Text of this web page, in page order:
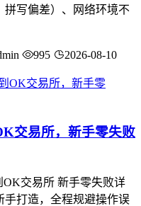
拼写偏差）、网络环境不
995 2026-08-10
交易所，新手零失败
交易所 新手零失败详
手打造，全程规避操作误